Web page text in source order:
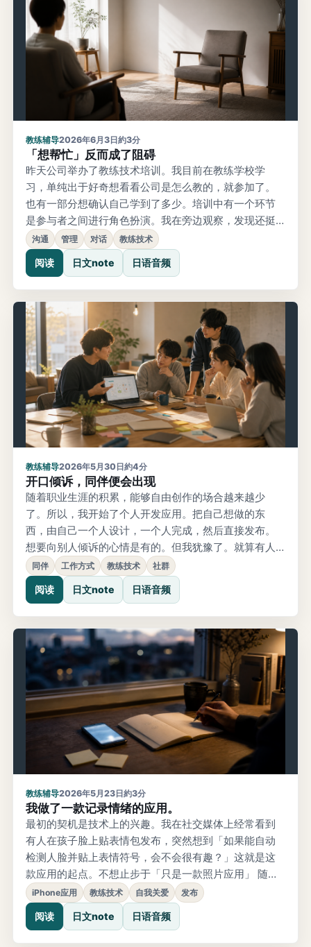
教练辅导2026年6月3日約3分
「想帮忙」反而成了阻碍
昨天公司举办了教练技术培训。我目前在教练学校学
习，单纯出于好奇想看看公司是怎么教的，就参加了。
也有一部分想确认自己学到了多少。培训中有一个环节
是参与者之间进行角色扮演。我在旁边观察，发现还挺
有意思的。扮演教练的和扮演客户的，都是工程师。客
户的议题大概是这样：团队工作转不起来，除了日常业
务还有突发应对，产假导致人手减少，有工作也无法分
配出去。这是很常见的、一线沉重的话题。对话是这样
展开的——教
沟通 管理 对话 教练技术
阅读 日文note 日语音频
教练辅导2026年5月30日約4分
开口倾诉，同伴便会出现
随着职业生涯的积累，能够自由创作的场合越来越少
了。所以，我开始了个人开发应用。把自己想做的东
西，由自己一个人设计，一个人完成，然后直接发布。
想要向别人倾诉的心情是有的。但我犹豫了。就算有人
说「真不错」，他们是真心这么想的吗？是客套话，还
是认真的？不知道对方真实想法，让我感到害怕。15年
前，悄悄做好拿去展示 我突然想起了大约15年前的事。
在公司工作的时候，脑海中浮现出一个想法：「如果有
这样的功能会不会很有趣？」既不是正式的企划，也不
是业务指令。只是
同伴 工作方式 教练技术 社群
阅读 日文note 日语音频
教练辅导2026年5月23日約3分
我做了一款记录情绪的应用。
最初的契机是技术上的兴趣。我在社交媒体上经常看到
有人在孩子脸上贴表情包发布，突然想到「如果能自动
检测人脸并贴上表情符号，会不会很有趣？」这就是这
款应用的起点。不想止步于「只是一款照片应用」 随着
产品逐渐成形，我产生了迷茫。如果只是在照片上贴表
情符号，那不过是众多「美颜滤镜应用」之一。能隐约
预见到它会淹没在同类应用中。我学过教练技术，有处
理人的情感与想法的经验。那么，想在这款应用里承载
iPhone应用 教练技术 自我关爱 发布
阅读 日文note 日语音频